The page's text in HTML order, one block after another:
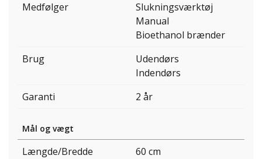
Medfølger
Slukningsværktøj
Manual
Bioethanol brænder
Brug
Udendørs
Indendørs
Garanti
2 år
Mål og vægt
Længde/Bredde
60 cm